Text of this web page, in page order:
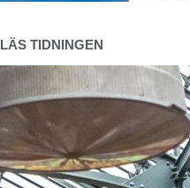
LÄS TIDNINGEN